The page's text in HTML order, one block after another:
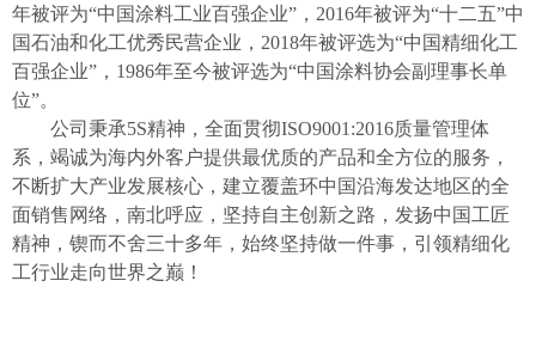
年被评为“中国涂料工业百强企业”，2016年被评为“十二五”中
国石油和化工优秀民营企业， 2018年被评选为“中国精细化工
百强企业”， 1986年至今被评选为“中国涂料协会副理事长单
位”。
公司秉承5S精神，全面贯彻ISO9001:2016质量管理体
系，竭诚为海内外客户提供最优质的产品和全方位的服务，
不断扩大产业发展核心，建立覆盖环中国沿海发达地区的全
面销售网络，南北呼应，坚持自主创新之路，发扬中国工匠
精神，锲而不舍三十多年，始终坚持做一件事，引领精细化
工行业走向世界之巅！